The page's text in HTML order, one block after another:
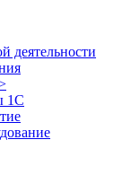
деятельности
1С